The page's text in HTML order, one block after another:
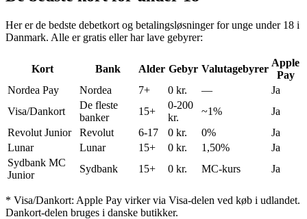
Her er de bedste debetkort og betalingsløsninger for unge under 18 i
Danmark. Alle er gratis eller har lave gebyrer:
Kort Bank Alder Gebyr Valutagebyrer
Apple
Pay
Nordea Pay
Nordea 7+ 0 kr. —
Ja
Visa/Dankort
De fleste
banker
15+
0-200
kr.
~1%
Ja
Revolut Junior
Revolut 6-17 0 kr. 0%
Ja
Lunar
Lunar 15+ 0 kr. 1,50%
Ja
Sydbank MC
Junior
Sydbank 15+ 0 kr. MC-kurs Ja
* Visa/Dankort: Apple Pay virker via Visa-delen ved køb i udlandet.
Dankort-delen bruges i danske butikker.